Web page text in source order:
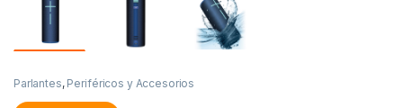
Parlantes, Periféricos y Accesorios